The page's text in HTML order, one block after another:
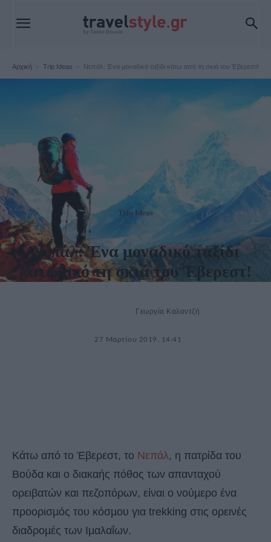
Αρχική Trip Ideas Νεπάλ: Ένα μοναδικό ταξίδι κάτω από τη σκιά του Έβερεστ!
Trip Ideas
Νεπάλ: Ένα μοναδικό ταξίδι
κάτω από τη σκιά του Έβερεστ!
Γεωργία Καλαντζή
27 Μαρτίου 2019, 14:41
Κάτω από το Έβερεστ, το Νεπάλ, η πατρίδα του
Βούδα και ο διακαής πόθος των απανταχού
ορειβατών και πεζοπόρων, είναι ο νούµερο ένα
προορισµός του κόσµου για trekking στις ορεινές
διαδροµές των Ιµαλαΐων.